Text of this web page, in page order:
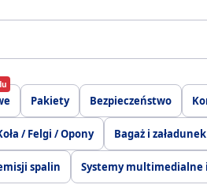
Pakiety Bezpieczeństwo
/ Felgi / Opony Bagaż i załadunek
spalin Systemy multimedialne